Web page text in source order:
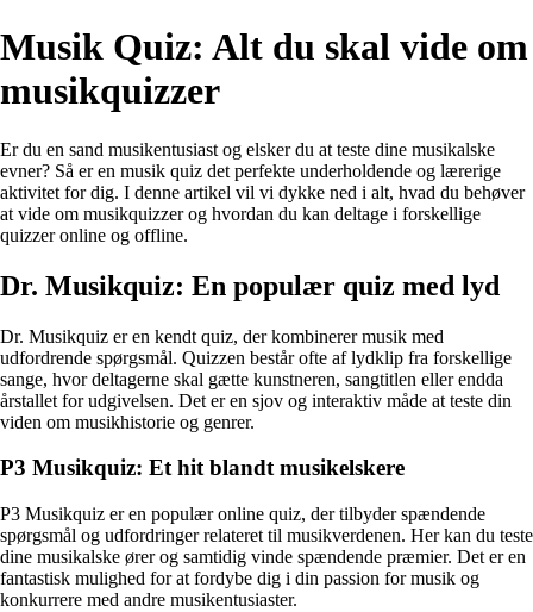
Musik Quiz: Alt du skal vide om
musikquizzer
Er du en sand musikentusiast og elsker du at teste dine musikalske
evner? Så er en musik quiz det perfekte underholdende og lærerige
aktivitet for dig. I denne artikel vil vi dykke ned i alt, hvad du behøver
at vide om musikquizzer og hvordan du kan deltage i forskellige
quizzer online og offline.
Dr. Musikquiz: En populær quiz med lyd
Dr. Musikquiz er en kendt quiz, der kombinerer musik med
udfordrende spørgsmål. Quizzen består ofte af lydklip fra forskellige
sange, hvor deltagerne skal gætte kunstneren, sangtitlen eller endda
årstallet for udgivelsen. Det er en sjov og interaktiv måde at teste din
viden om musikhistorie og genrer.
P3 Musikquiz: Et hit blandt musikelskere
P3 Musikquiz er en populær online quiz, der tilbyder spændende
spørgsmål og udfordringer relateret til musikverdenen. Her kan du teste
dine musikalske ører og samtidig vinde spændende præmier. Det er en
fantastisk mulighed for at fordybe dig i din passion for musik og
konkurrere med andre musikentusiaster.